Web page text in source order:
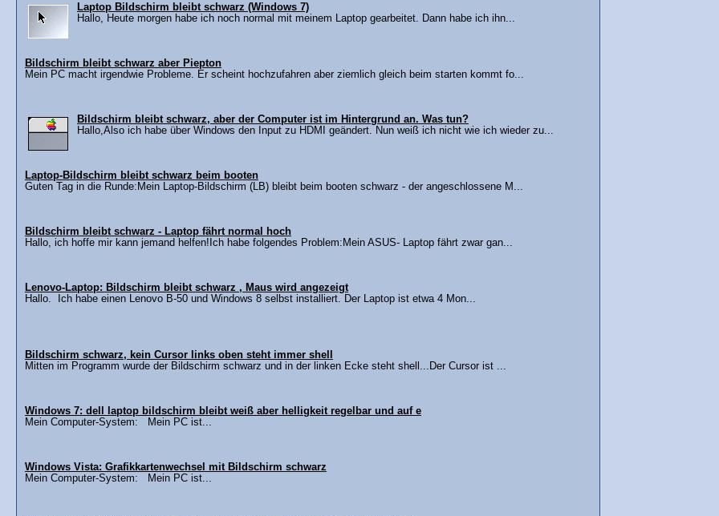
Laptop Bildschirm bleibt schwarz (Windows 7)
Hallo, Heute morgen habe ich noch normal mit meinem Laptop gearbeitet. Dann habe ich ihn...
Bildschirm bleibt schwarz aber Piepton
Mein PC macht irgendwie Probleme. Er scheint hochzufahren aber ziemlich gleich beim starten kommt fo...
Bildschirm bleibt schwarz, aber der Computer ist im Hintergrund an. Was tun?
Hallo,Also ich habe über Windows den Input zu HDMI geändert. Nun weiß ich nicht wie ich wieder zu...
Laptop-Bildschirm bleibt schwarz beim booten
Guten Tag in die Runde:Mein Laptop-Bildschirm (LB) bleibt beim booten schwarz - der angeschlossene M...
Bildschirm bleibt schwarz - Laptop fährt normal hoch
Hallo, ich hoffe mir kann jemand helfen!Ich habe folgendes Problem:Mein ASUS- Laptop fährt zwar gan...
Lenovo-Laptop: Bildschirm bleibt schwarz , Maus wird angezeigt
Hallo. Ich habe einen Lenovo B-50 und Windows 8 selbst installiert. Der Laptop ist etwa 4 Mon...
Bildschirm schwarz, kein Cursor links oben steht immer shell
Mitten im Programm wurde der Bildschirm schwarz und in der linken Ecke steht shell...Der Cursor ist ...
Windows 7: dell laptop bildschirm bleibt weiß aber helligkeit regelbar und auf e
Mein Computer-System: Mein PC ist...
Windows Vista: Grafikkartenwechsel mit Bildschirm schwarz
Mein Computer-System: Mein PC ist...